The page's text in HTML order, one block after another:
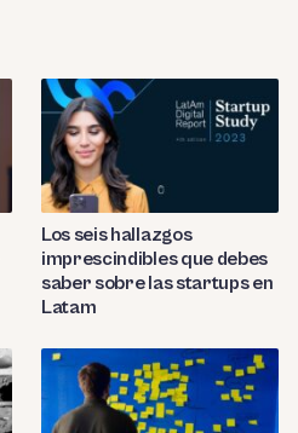
Los seis hallazgos
imprescindibles que debes
saber sobre las startups en
Latam